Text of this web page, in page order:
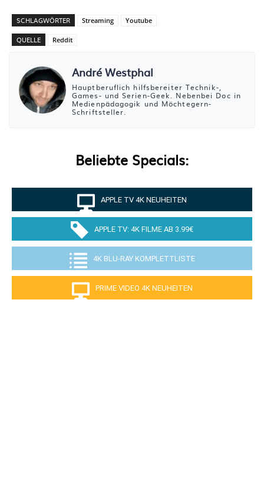
SCHLAGWÖRTER Streaming Youtube
QUELLE Reddit
André Westphal
Hauptberuflich hilfsbereiter Technik-,
Games- und Serien-Geek. Nebenbei Doc in
Medienpädagogik und Möchtegern-
Schriftsteller.
Beliebte Specials:
APPLE TV 4K NEUHEITEN
APPLE TV: 4K FILME AB 3.99€
4K BLU-RAY KOMPLETTLISTE
PRIME VIDEO 4K NEUHEITEN